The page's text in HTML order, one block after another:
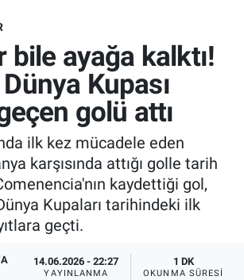
bile ayağa kalktı!
Kupası
golü attı
ilk kez mücadele eden
karşısında attığı golle tarih
kaydettiği gol,
Kupaları tarihindeki ilk
geçti.
14.06.2026 - 22:27
YAYINLANMA
1 DK
OKUNMA SÜRESI